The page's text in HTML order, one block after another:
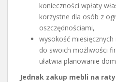
konieczności wpłaty
korzystne dla osób z
oszczędnościami,
wysokość
do swoich możliwości
ułatwia planowanie
Jednak zakup mebli na raty